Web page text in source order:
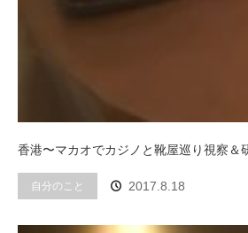
香港〜マカオでカジノと靴屋巡り視察＆
自分のこと 2017.8.18